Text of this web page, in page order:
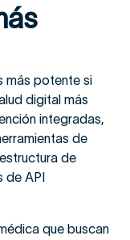
más potente si
digital más
integradas,
de
de
de API
que buscan